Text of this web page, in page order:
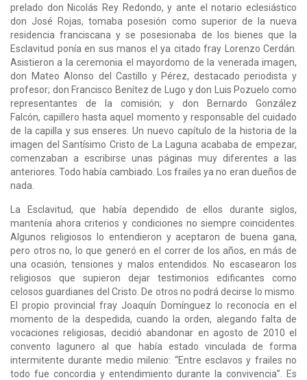
prelado don Nicolás Rey Redondo, y ante el notario eclesiástico
don José Rojas, tomaba posesión como superior de la nueva
residencia franciscana y se posesionaba de los bienes que la
Esclavitud ponía en sus manos el ya citado fray Lorenzo Cerdán.
Asistieron a la ceremonia el mayordomo de la venerada imagen,
don Mateo Alonso del Castillo y Pérez, destacado periodista y
profesor; don Francisco Benítez de Lugo y don Luis Pozuelo como
representantes de la comisión; y don Bernardo González
Falcón, capillero hasta aquel momento y responsable del cuidado
de la capilla y sus enseres. Un nuevo capítulo de la historia de la
imagen del Santísimo Cristo de La Laguna acababa de empezar,
comenzaban a escribirse unas páginas muy diferentes a las
anteriores. Todo había cambiado. Los frailes ya no eran dueños de
nada.
La Esclavitud, que había dependido de ellos durante siglos,
mantenía ahora criterios y condiciones no siempre coincidentes.
Algunos religiosos lo entendieron y aceptaron de buena gana,
pero otros no, lo que generó en el correr de los años, en más de
una ocasión, tensiones y malos entendidos. No escasearon los
religiosos que supieron dejar testimonios edificantes como
celosos guardianes del Cristo. De otros no podrá decirse lo mismo.
El propio provincial fray Joaquín Domínguez lo reconocía en el
momento de la despedida, cuando la orden, alegando falta de
vocaciones religiosas, decidió abandonar en agosto de 2010 el
convento lagunero al que había estado vinculada de forma
intermitente durante medio milenio: “Entre esclavos y frailes no
todo fue concordia y entendimiento durante la convivencia”. Es